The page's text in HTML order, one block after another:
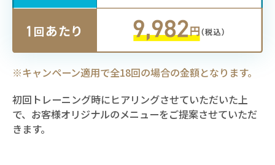
キャンペーン適用で全18回の場合の金額となります。
初回トレーニング時にヒアリングさせていただいた上
で、お客様オリジナルのメニューをご提案させていただ
きます。